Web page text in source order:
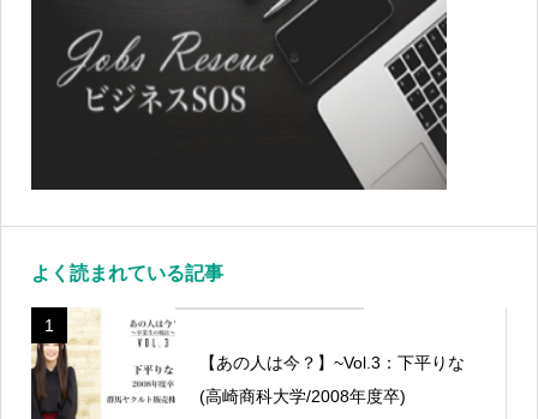
よく読まれている記事
1
【あの人は今？】~Vol.3：下平りな
(高崎商科大学/2008年度卒)